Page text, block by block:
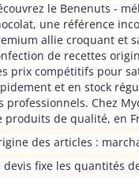
le Benenuts -
une référence
allie croquant et
de recettes
prix compétitifs pour
et en stock
professionnels. Chez
produits de qualité, en
des articles :
devis fixe les quantités